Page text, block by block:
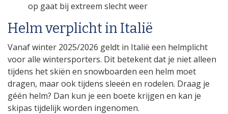
op gaat bij extreem slecht weer
Helm verplicht in Italië
Vanaf winter 2025/2026 geldt in Italië een helmplicht
voor alle wintersporters. Dit betekent dat je niet alleen
tijdens het skiën en snowboarden een helm moet
dragen, maar ook tijdens sleeën en rodelen. Draag je
géén helm? Dan kun je een boete krijgen en kan je
skipas tijdelijk worden ingenomen.